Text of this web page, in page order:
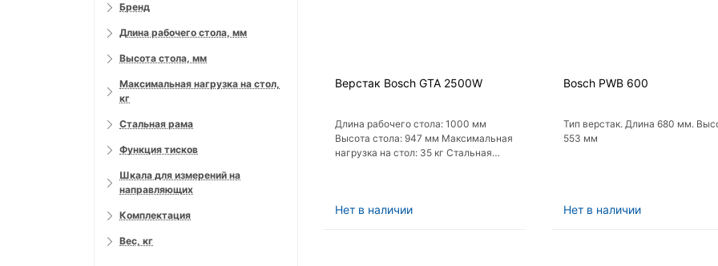
Бренд
Длина рабочего стола, мм
Высота стола, мм
Максимальная нагрузка на стол,
кг
Стальная рама
Функция тисков
Шкала для измерений на
направляющих
Комплектация
Вес, кг
Верстак Bosch GTA 2500W
Длина рабочего стола: 1000 мм
Высота стола: 947 мм Максимальная
нагрузка на стол: 35 кг Стальная
Нет в наличии
Bosch PWB 600
Тип верстак. Длина 680 мм.
553 мм
Нет в наличии